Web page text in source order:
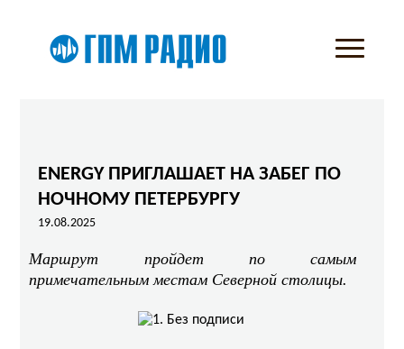
ENERGY ПРИГЛАШАЕТ НА ЗАБЕГ ПО
НОЧНОМУ ПЕТЕРБУРГУ
19.08.2025
Маршрут пройдет по самым
примечательным местам Северной столицы.